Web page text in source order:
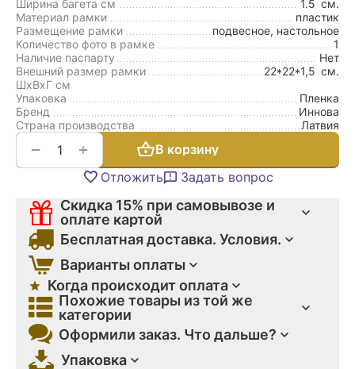
Ширина багета см
1.5 см.
Материал рамки
пластик
Размещение рамки
подвесное, настольное
Количество фото в рамке
1
Наличие паспарту
Нет
Внешний размер рамки
ШxВxГ см
22*22*1,5 см.
Упаковка
Пленка
Бренд
Иннова
Страна производства
Латвия
+
−
В корзину
Отложить
Задать вопрос
Скидка 15% при самовывозе и
оплате картой
Бесплатная доставка. Условия.
Варианты оплаты
Когда происходит оплата
Похожие товары из той же
категории
Оформили заказ. Что дальше?
Упаковка